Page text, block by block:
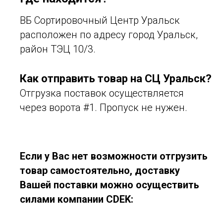
ВБ Сортировочный Центр Уральск
расположен по адресу город Уральск,
район ТЭЦ 10/3.
Как отправить товар на СЦ Уральск?
Отгрузка поставок осуществляется
через ворота #1. Пропуск не нужен.
Если у Вас нет возможности отгрузить
товар самостоятельно, доставку
Вашей поставки можно осуществить
силами компании CDEK: